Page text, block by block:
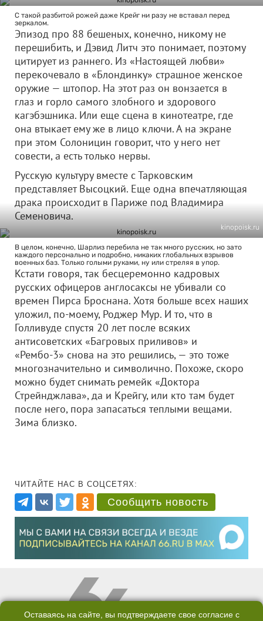
С такой разбитой рожей даже Крейг ни разу не вставал перед
зеркалом.
Эпизод про 88 бешеных, конечно, никому не
перешибить, и Дэвид Литч это понимает, поэтому
цитирует из раннего. Из «Настоящей любви»
перекочевало в «Блондинку» страшное женское
оружие — штопор. На этот раз он вонзается в
глаз и горло самого злобного и здорового
кагэбэшника. Или еще сцена в кинотеатре, где
она втыкает ему же в лицо ключи. А на экране
при этом Солоницин говорит, что у него нет
совести, а есть только нервы.
Русскую культуру вместе с Тарковским
представляет Высоцкий. Еще одна впечатляющая
драка происходит в Париже под Владимира
Семеновича.
kinopoisk.ru
В целом, конечно, Шарлиз перебила не так много русских, но зато
каждого персонально и подробно, никаких глобальных взрывов
военных баз. Только голыми руками, ну или стреляя в упор.
Кстати говоря, так бесцеремонно кадровых
русских офицеров англосаксы не убивали со
времен Пирса Броснана. Хотя больше всех наших
уложил, по-моему, Роджер Мур. И то, что в
Голливуде спустя 20 лет после всяких
антисоветских «Багровых приливов» и
«Рембо-3» снова на это решились, — это тоже
многозначительно и символично. Похоже, скоро
можно будет снимать ремейк «Доктора
Стрейнджлава», да и Крейгу, или кто там будет
после него, пора запасаться теплыми вещами.
Зима близко.
ЧИТАЙТЕ НАС В СОЦСЕТЯХ:
Сообщить новость
Оставаясь на сайте, вы подтверждаете свое согласие с